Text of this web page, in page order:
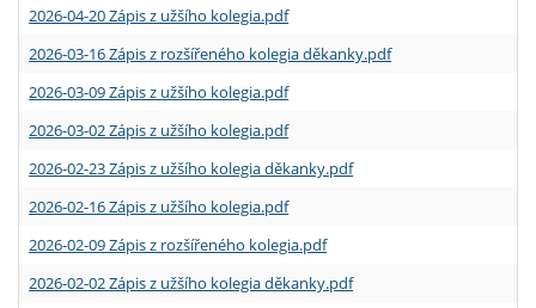
2026-04-20 Zápis z užšího kolegia.pdf
2026-03-16 Zápis z rozšířeného kolegia děkanky.pdf
2026-03-09 Zápis z užšího kolegia.pdf
2026-03-02 Zápis z užšího kolegia.pdf
2026-02-23 Zápis z užšího kolegia děkanky.pdf
2026-02-16 Zápis z užšího kolegia.pdf
2026-02-09 Zápis z rozšířeného kolegia.pdf
2026-02-02 Zápis z užšího kolegia děkanky.pdf